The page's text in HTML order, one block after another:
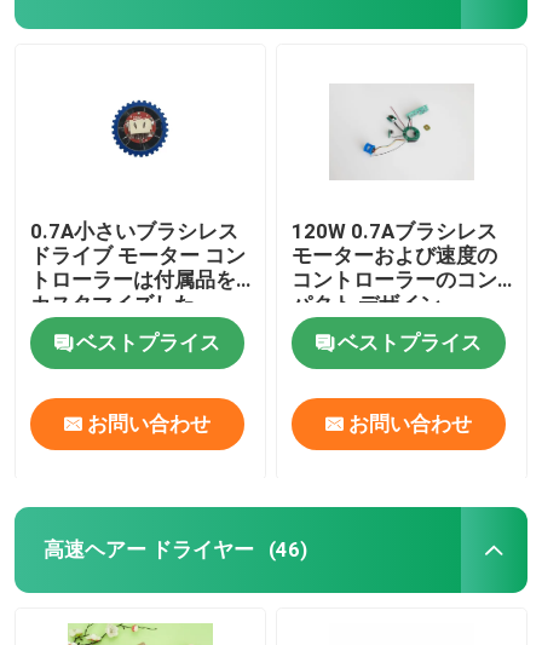
0.7A小さいブラシレス
ドライブ モーター コン
トローラーは付属品を
カスタマイズした
ベストプライス
お問い合わせ
120W 0.7Aブラシレス
モーターおよび速度の
コントローラーのコン
パクト デザイン
ベストプライス
お問い合わせ
高速ヘアー ドライヤー (46)